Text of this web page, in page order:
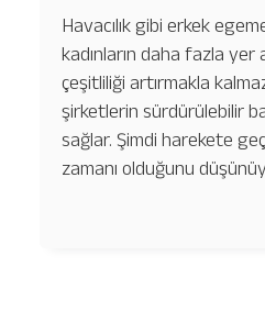
Havacılık gibi erkek
kadınların daha fazla yer
çeşitliliği artırmakla
şirketlerin sürdürülebilir
sağlar. Şimdi harekete
zamanı olduğunu